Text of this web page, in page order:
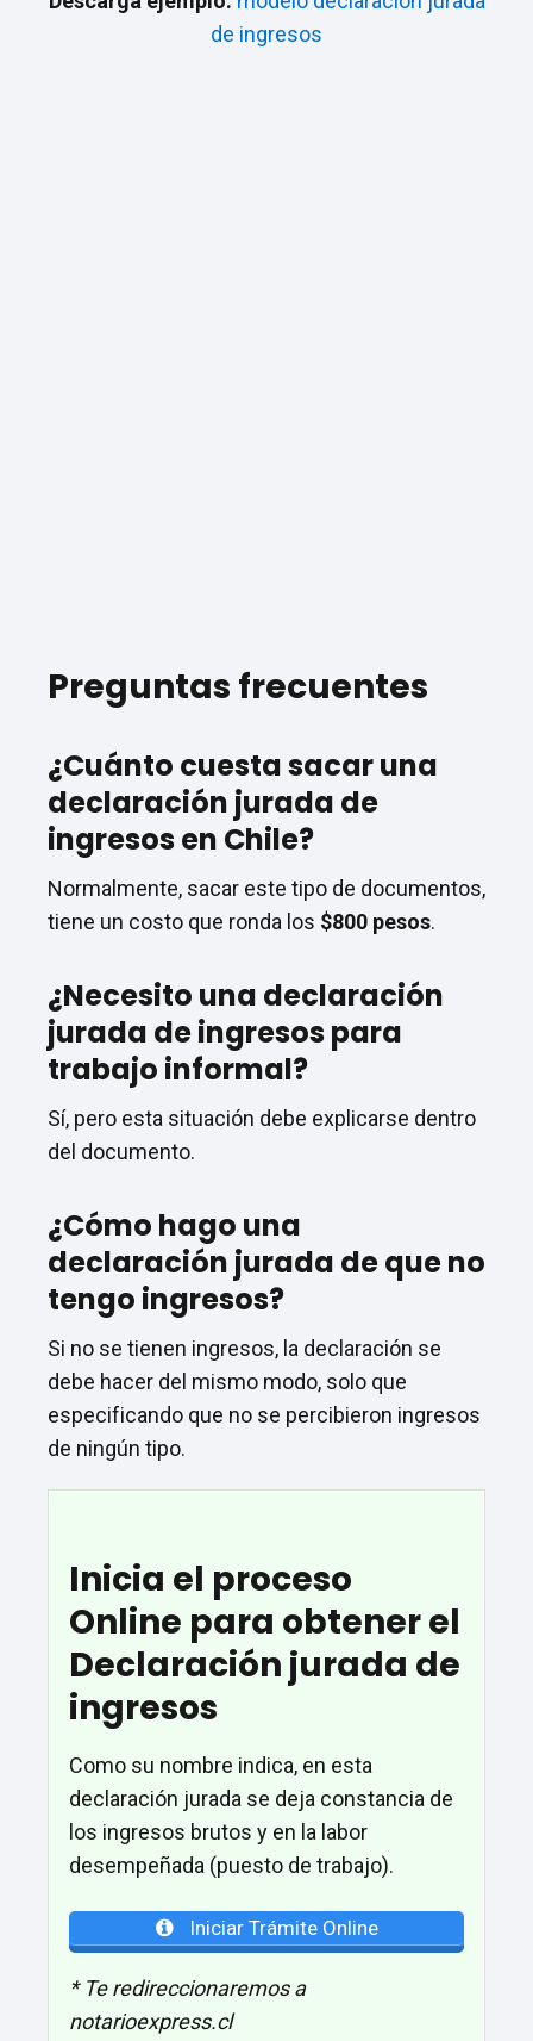
de ingresos
Preguntas frecuentes
¿Cuánto cuesta sacar una
declaración jurada de
ingresos en Chile?
Normalmente, sacar este tipo de documentos,
tiene un costo que ronda los $800 pesos.
¿Necesito una declaración
jurada de ingresos para
trabajo informal?
Sí, pero esta situación debe explicarse dentro
del documento.
¿Cómo hago una
declaración jurada de que no
tengo ingresos?
Si no se tienen ingresos, la declaración se
debe hacer del mismo modo, solo que
especificando que no se percibieron ingresos
de ningún tipo.
Inicia el proceso
Online para obtener el
Declaración jurada de
ingresos
Como su nombre indica, en esta
declaración jurada se deja constancia de
los ingresos brutos y en la labor
desempeñada (puesto de trabajo).
Iniciar Trámite Online
* Te redireccionaremos a
notarioexpress.cl